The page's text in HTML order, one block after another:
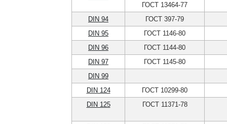
ГОСТ 13464-77
DIN 94
ГОСТ 397-79
DIN 95
ГОСТ 1146-80
DIN 96
ГОСТ 1144-80
DIN 97
ГОСТ 1145-80
DIN 99
DIN 124
ГОСТ 10299-80
DIN 125
ГОСТ 11371-78